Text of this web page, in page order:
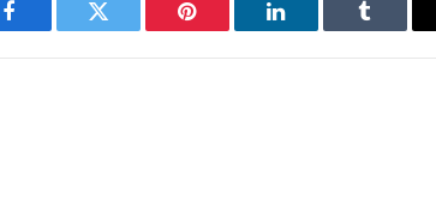
Facebook Twitter Pinterest LinkedIn Tumblr